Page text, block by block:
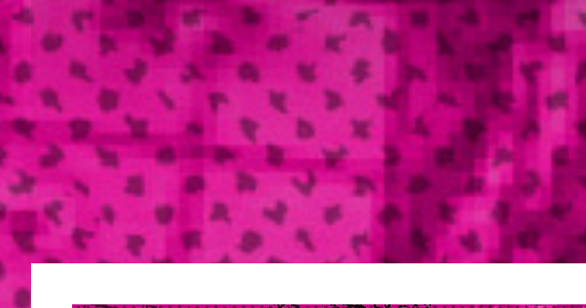
eine
E-
Mail